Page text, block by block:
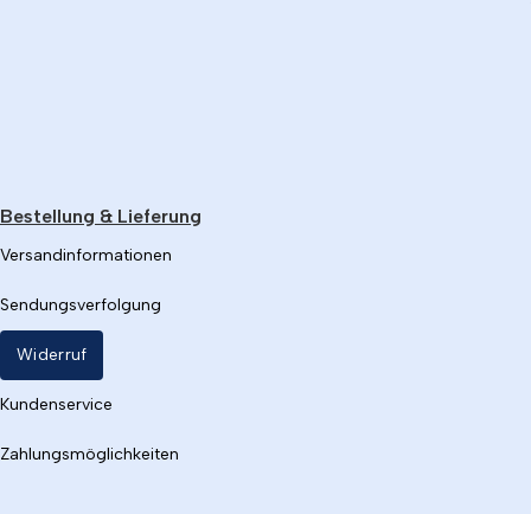
Bestellung & Lieferung
Versandinformationen
Sendungsverfolgung
Widerruf
Kundenservice
Zahlungsmöglichkeiten